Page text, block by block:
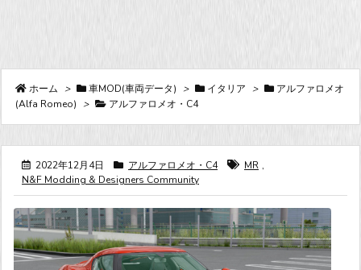
ホーム > 車MOD(車両データ) > イタリア >
アルファロメオ
(Alfa Romeo)
> アルファロメオ・C4
2022年12月4日 アルファロメオ・C4 MR ,
N&F Modding & Designers Community